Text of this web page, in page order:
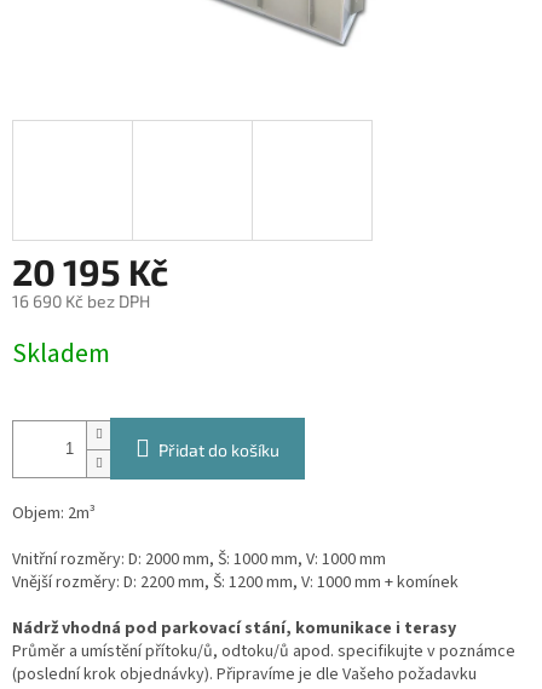
20 195 Kč
16 690 Kč bez DPH
cena:
Skladem
Přidat do košíku
Objem: 2m³
Vnitřní rozměry: D: 2000 mm, Š: 1000 mm, V: 1000 mm
Vnější rozměry: D: 2200 mm, Š: 1200 mm, V: 1000 mm + komínek
Nádrž vhodná pod parkovací stání, komunikace i terasy
Průměr a umístění přítoku/ů, odtoku/ů apod. specifikujte v poznámce
(poslední krok objednávky). Připravíme je dle Vašeho požadavku